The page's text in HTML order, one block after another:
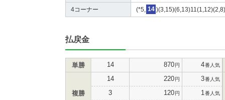
4コーナー (*5, 14
払戻金
単勝 14 870円 4番人気
複勝
14 220円 3番人気
3 120円 1 番人気